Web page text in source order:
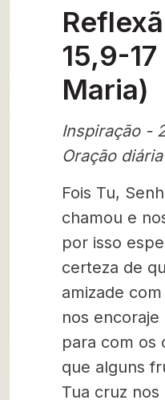
15,9-
Maria)
Inspiração -
Oração diária
Fois Tu,
chamou e
por isso
certeza de
amizade
nos encoraje
para com os
que alguns
Tua cruz